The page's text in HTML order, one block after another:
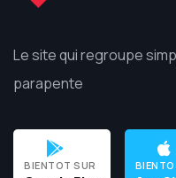
Le site qui regroupe
parapente
BIENTOT SUR